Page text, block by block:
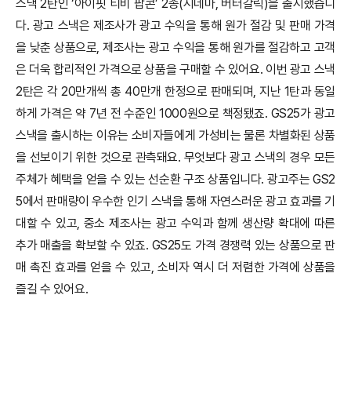
스낵 2탄인 ‘아이핏 티비 팝콘’ 2종(시네마, 버터갈릭)을 출시했습니
다. 광고 스낵은 제조사가 광고 수익을 통해 원가 절감 및 판매 가격
을 낮춘 상품으로, 제조사는 광고 수익을 통해 원가를 절감하고 고객
은 더욱 합리적인 가격으로 상품을 구매할 수 있어요. 이번 광고 스낵
2탄은 각 20만개씩 총 40만개 한정으로 판매되며, 지난 1탄과 동일
하게 가격은 약 7년 전 수준인 1000원으로 책정됐죠. GS25가 광고
스낵을 출시하는 이유는 소비자들에게 가성비는 물론 차별화된 상품
을 선보이기 위한 것으로 관측돼요. 무엇보다 광고 스낵의 경우 모든
주체가 혜택을 얻을 수 있는 선순환 구조 상품입니다. 광고주는 GS2
5에서 판매량이 우수한 인기 스낵을 통해 자연스러운 광고 효과를 기
대할 수 있고, 중소 제조사는 광고 수익과 함께 생산량 확대에 따른
추가 매출을 확보할 수 있죠. GS25도 가격 경쟁력 있는 상품으로 판
매 촉진 효과를 얻을 수 있고, 소비자 역시 더 저렴한 가격에 상품을
즐길 수 있어요.